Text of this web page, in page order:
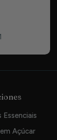
Açúcar